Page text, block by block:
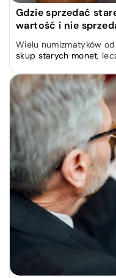
Gdzie sprzedać
wartość i nie
Wielu numizmatyków
skup starych monet,